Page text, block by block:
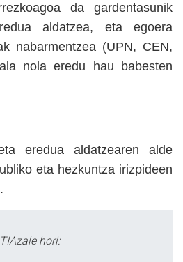
da gardentasunik
aldatzea, eta egoera
nabarmentzea (UPN, CEN,
nola eredu hau babesten
eredua aldatzearen alde
eta hezkuntza irizpideen
hori: